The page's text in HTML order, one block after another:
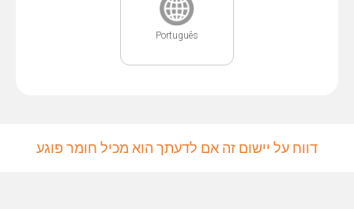
Português
דווח על יישום זה אם לדעתך הוא מכיל חומר פוגע